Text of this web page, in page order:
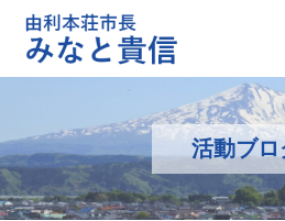
活動ブロ